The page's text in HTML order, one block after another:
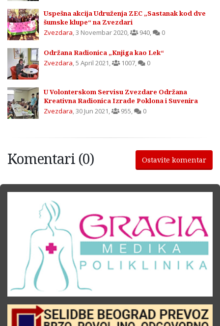
Uspešna akcija Udruženja ZEC „Sastanak kod dve
šumske klupe“ na Zvezdari
Zvezdara,3 Novembar 2020, 940, 0
Održana Radionica „Knjiga kao Lek“
Zvezdara,5 April 2021, 1007, 0
U Volonterskom Servisu Zvezdare Održana
Kreativna Radionica Izrade Poklona i Suvenira
Zvezdara,30 Jun 2021, 955, 0
Komentari (0) Ostavite komentar